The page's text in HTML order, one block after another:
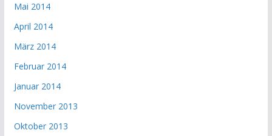
Mai 2014
April 2014
März 2014
Februar 2014
Januar 2014
November 2013
Oktober 2013